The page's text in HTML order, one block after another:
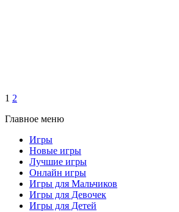
1 2
Главное меню
Игры
Новые игры
Лучшие игры
Онлайн игры
Игры для Мальчиков
Игры для Девочек
Игры для Детей